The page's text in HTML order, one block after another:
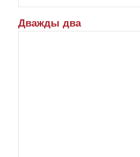
Дважды два